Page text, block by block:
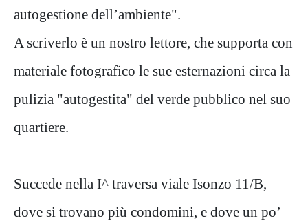
autogestione dell’ambiente".
A scriverlo è un nostro lettore, che supporta con
materiale fotografico le sue esternazioni circa la
pulizia "autogestita" del verde pubblico nel suo
quartiere.
Succede nella I^ traversa viale Isonzo 11/B,
dove si trovano più condomini, e dove un po’